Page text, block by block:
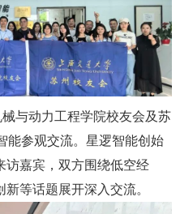
与动力工程学院校友会及苏
能参观交流。星逻智能创始
访嘉宾，双方围绕低空经
等话题展开深入交流。